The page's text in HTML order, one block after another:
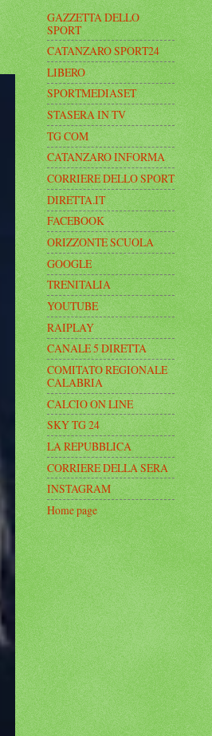
GAZZETTA DELLO
SPORT
CATANZARO SPORT24
LIBERO
SPORTMEDIASET
STASERA IN TV
TG COM
CATANZARO INFORMA
CORRIERE DELLO SPORT
DIRETTA.IT
FACEBOOK
ORIZZONTE SCUOLA
GOOGLE
TRENITALIA
YOUTUBE
RAIPLAY
CANALE 5 DIRETTA
COMITATO REGIONALE
CALABRIA
CALCIO ON LINE
SKY TG 24
LA REPUBBLICA
CORRIERE DELLA SERA
INSTAGRAM
Home page